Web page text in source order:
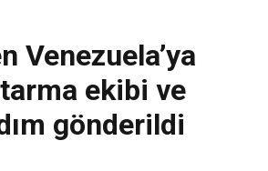
Venezuela’ya
ekibi ve
gönderildi